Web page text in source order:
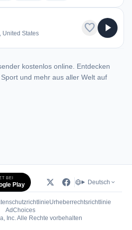
United States favorite play_arrow
kostenlos online. Entdecken
und mehr aus aller Welt auf
BEI
Play Deutsch
Urheberrechtsrichtlinie
AdChoices(öffnet in neuem Tab)
Inc. Alle Rechte vorbehalten